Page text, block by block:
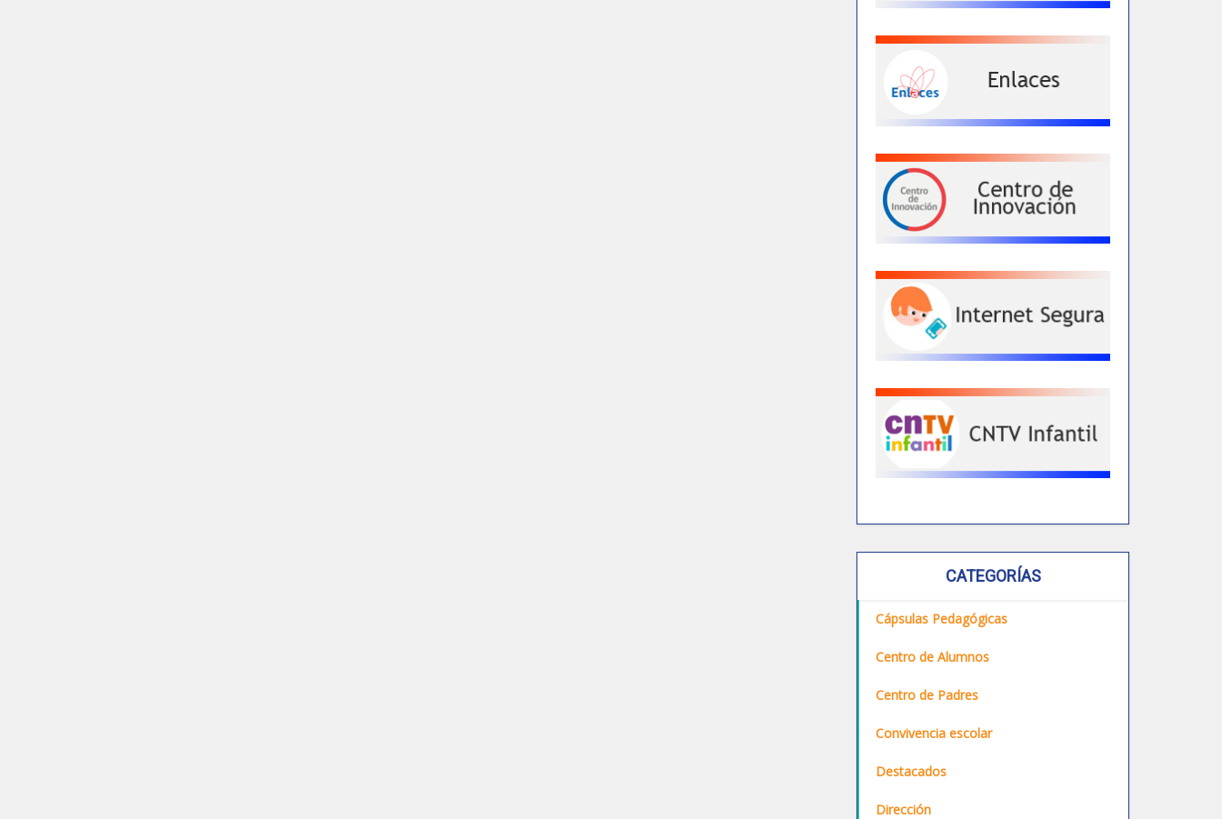
CATEGORÍAS
Cápsulas Pedagógicas
Centro de Alumnos
Centro de Padres
Convivencia escolar
Destacados
Dirección